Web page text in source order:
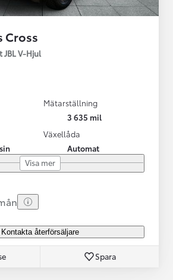
Cross
JBL V-Hjul
Mätarställning
3 635 mil
Växellåda
Automat
Visa mer
Kontakta återförsäljare
Spara